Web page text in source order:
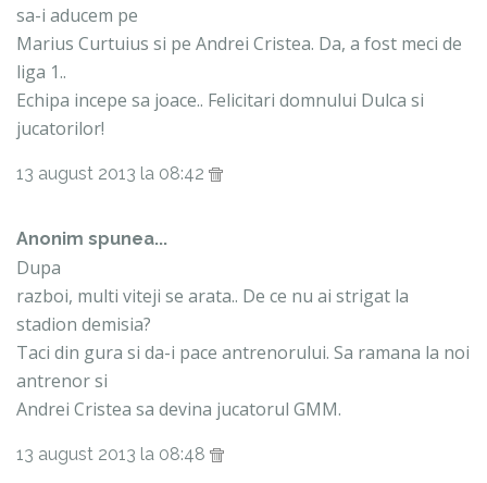
sa-i aducem pe
Marius Curtuius si pe Andrei Cristea. Da, a fost meci de
liga 1..
Echipa incepe sa joace.. Felicitari domnului Dulca si
jucatorilor!
13 august 2013 la 08:42
Anonim spunea...
Dupa
razboi, multi viteji se arata.. De ce nu ai strigat la
stadion demisia?
Taci din gura si da-i pace antrenorului. Sa ramana la noi
antrenor si
Andrei Cristea sa devina jucatorul GMM.
13 august 2013 la 08:48